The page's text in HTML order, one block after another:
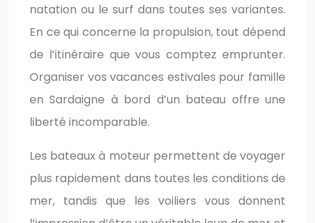
natation ou le surf dans toutes ses variantes.
En ce qui concerne la propulsion, tout dépend
de l’itinéraire que vous comptez emprunter.
Organiser vos vacances estivales pour famille
en Sardaigne à bord d’un bateau offre une
liberté incomparable.
Les bateaux à moteur permettent de voyager
plus rapidement dans toutes les conditions de
mer, tandis que les voiliers vous donnent